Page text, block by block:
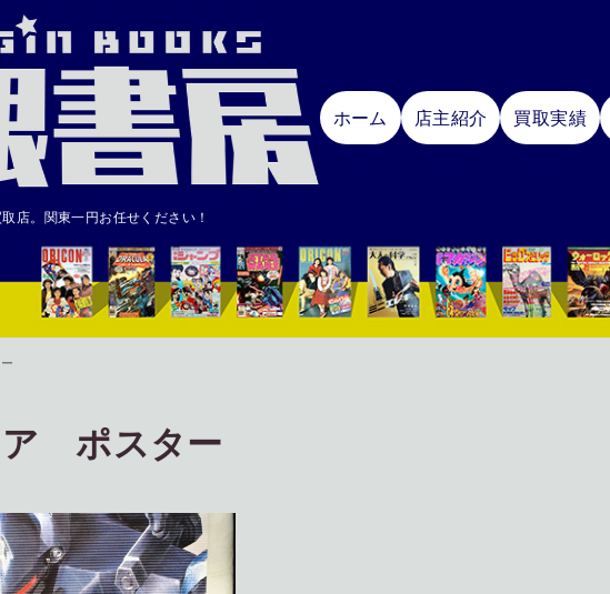
店。関東一円お任せください！
ホーム 店主紹介 買取実績
ア ポスター